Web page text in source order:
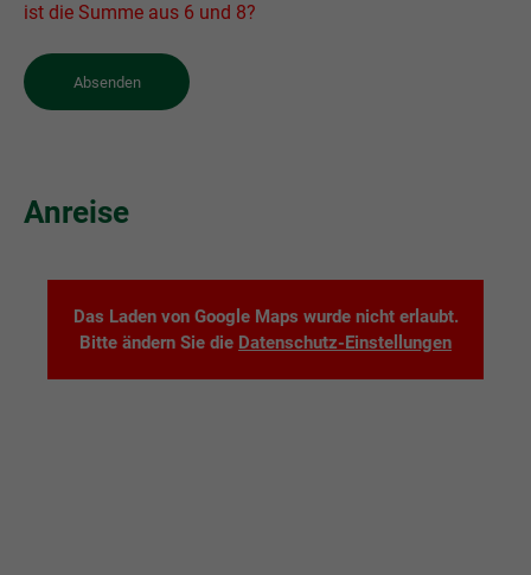
ist die Summe aus 6 und 8?
Absenden
Anreise
Das Laden von Google Maps wurde nicht erlaubt.
Bitte ändern Sie die Datenschutz-Einstellungen